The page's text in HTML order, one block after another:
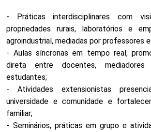
- Práticas interdisciplinares com
propriedades rurais, laboratórios e
agroindustrial, mediadas por professores
- Aulas síncronas em tempo real,
direta entre docentes, mediadores
estudantes;
- Atividades extensionistas
universidade e comunidade e
familiar;
- Seminários, práticas em grupo e